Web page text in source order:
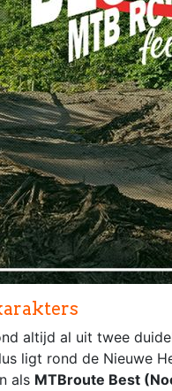
altijd al uit twee
ligt rond de Nieuwe
als MTBroute Best